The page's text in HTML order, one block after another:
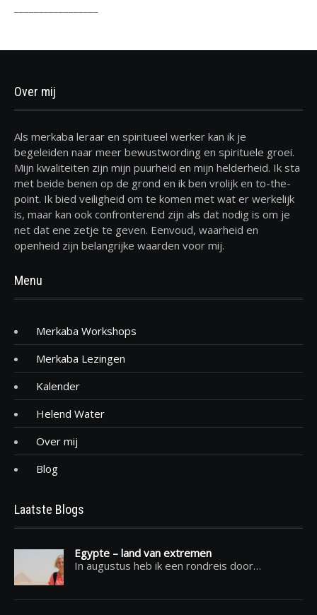
Over mij
Als merkaba leraar en spiritueel werker kan ik je
begeleiden naar meer bewustwording en spirituele groei.
Mijn kwaliteiten zijn mijn puurheid en mijn helderheid. Ik sta
met beide benen op de grond en ik ben vrolijk en to-the-
point. Ik bied veiligheid om te komen met wat er werkelijk
is, maar kan ook confronterend zijn als dat nodig is om je
net dat ene zetje te geven. Eenvoud, waarheid en
openheid zijn belangrijke waarden voor mij.
Menu
Merkaba Workshops
Merkaba Lezingen
Kalender
Helend Water
Over mij
Blog
Laatste Blogs
Egypte – land van extremen
In augustus heb ik een rondreis door…